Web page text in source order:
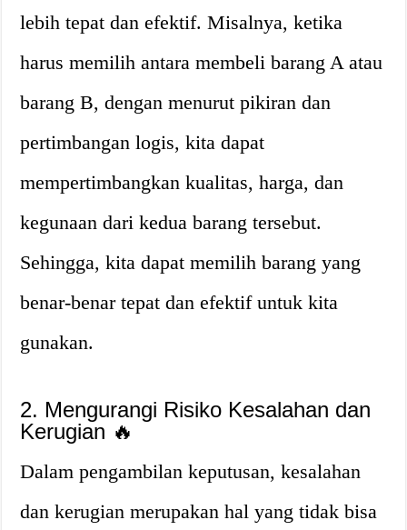
lebih tepat dan efektif. Misalnya, ketika
harus memilih antara membeli barang A atau
barang B, dengan menurut pikiran dan
pertimbangan logis, kita dapat
mempertimbangkan kualitas, harga, dan
kegunaan dari kedua barang tersebut.
Sehingga, kita dapat memilih barang yang
benar-benar tepat dan efektif untuk kita
gunakan.
2. Mengurangi Risiko Kesalahan dan
Kerugian 🔥
Dalam pengambilan keputusan, kesalahan
dan kerugian merupakan hal yang tidak bisa